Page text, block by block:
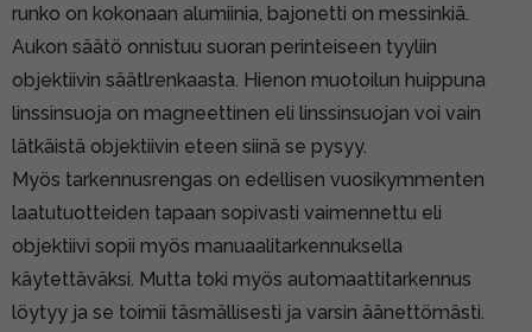
runko on kokonaan alumiinia, bajonetti on messinkiä.
Aukon säätö onnistuu suoran perinteiseen tyyliin
objektiivin säätlrenkaasta. Hienon muotoilun huippuna
linssinsuoja on magneettinen eli linssinsuojan voi vain
lätkäistä objektiivin eteen siinä se pysyy.
Myös tarkennusrengas on edellisen vuosikymmenten
laatutuotteiden tapaan sopivasti vaimennettu eli
objektiivi sopii myös manuaalitarkennuksella
käytettäväksi. Mutta toki myös automaattitarkennus
löytyy ja se toimii täsmällisesti ja varsin äänettömästi.